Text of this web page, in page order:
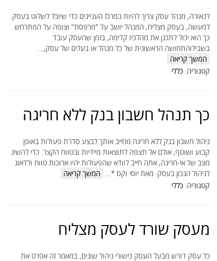
לכאורה, מנהל עסק צריך להיות במרכז העניינים כדי שיוכל לשלוט בעסק.
למעשה, בעסק מצליח, המנהל יושב על "מרפסת" וצופה על המתרחש.
כך הוא יכול לתכנן את מהלכיו קדימה, בזמן שהעסק עובד
בשבילוהתחושה הראשונית של כל מנהל או בעלים של עסק,…
המשך קריאה
קטגוריה: כללי
כך תנהל חשבון בנק ללא חריגה
ניהול חשבון בנק ללא חריגה מחייב אותך לבצע סדרת פעולות באופן
קבוע ושוטף, אולם אל תצפה לתוצאות מיידיות ובטווח הקצר. כדי להשיג
מצב של אי-חריגה, אתה חייב לוודא שהפעולות יהיו ארוכות טווח ולדאוג
לניהול הנכון בעסק: מאת יוסי וקס *… המשך קריאה
קטגוריה: כללי
מעסק שורד לעסק מצליח
כל עסק דורש מבעל העסק כישורי ניהול שונים, במאמר זה אפרט את